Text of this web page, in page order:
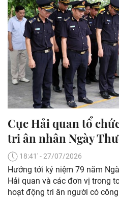
Cục Hải quan tổ
tri ân nhân Ngày
18:41' - 27/07/2026
Hướng tới kỷ niệm 79 năm
Hải quan và các đơn vị trong
hoạt động tri ân người có